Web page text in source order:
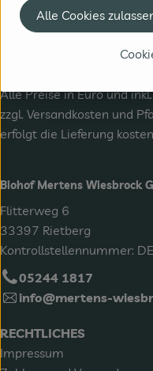
Alle Preise in Euro und
zzgl. Versandkosten und
erfolgt die Lieferung
Biohof Mertens Wiesbrock
Flitterweg 6
33397 Rietberg
Kontrollstellennummer:
05244 1817
info@mertens-
RECHTLICHES
Impressum
Alle Cookies